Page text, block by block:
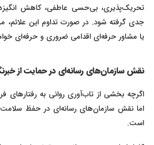
تحریک‌پذیری، بی‌حسی عاطفی، کاهش انگیزه
جدی گرفته شود. در صورت تداوم این علائم،
یا مشاور حرفه‌ای اقدامی ضروری و حرفه‌ای خواهد
نقش سازمان‌های رسانه‌ای در حمایت از
اگرچه بخشی از تاب‌آوری روانی به رفتارهای
اما نقش سازمان‌های رسانه‌ای در حفظ سلامت
است.